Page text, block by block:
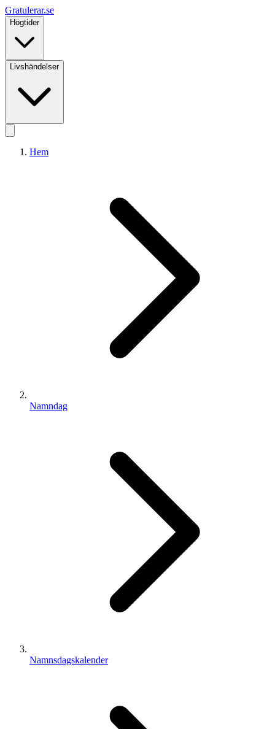
Gratulerar.se
Högtider
Livshändelser
Hem
Namndag
Namnsdagskalender